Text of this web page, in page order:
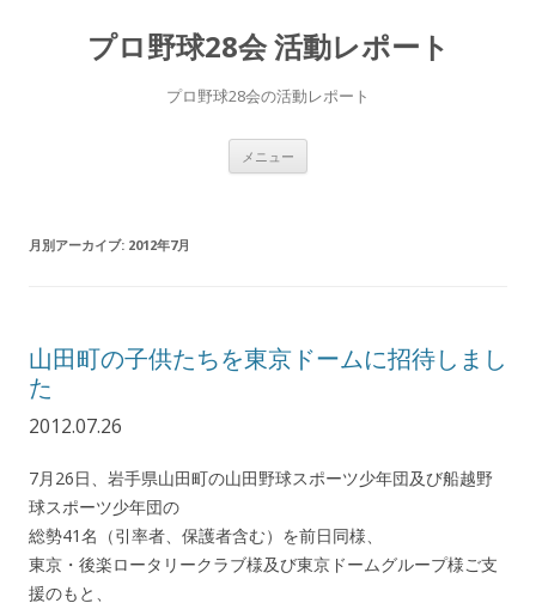
プロ野球28会 活動レポート
プロ野球28会の活動レポート
メニュー
月別アーカイブ: 2012年7月
山田町の子供たちを東京ドームに招待しまし
た
2012.07.26
7月26日、岩手県山田町の山田野球スポーツ少年団及び船越野
球スポーツ少年団の
総勢41名（引率者、保護者含む）を前日同様、
東京・後楽ロータリークラブ様及び東京ドームグループ様ご支
援のもと、